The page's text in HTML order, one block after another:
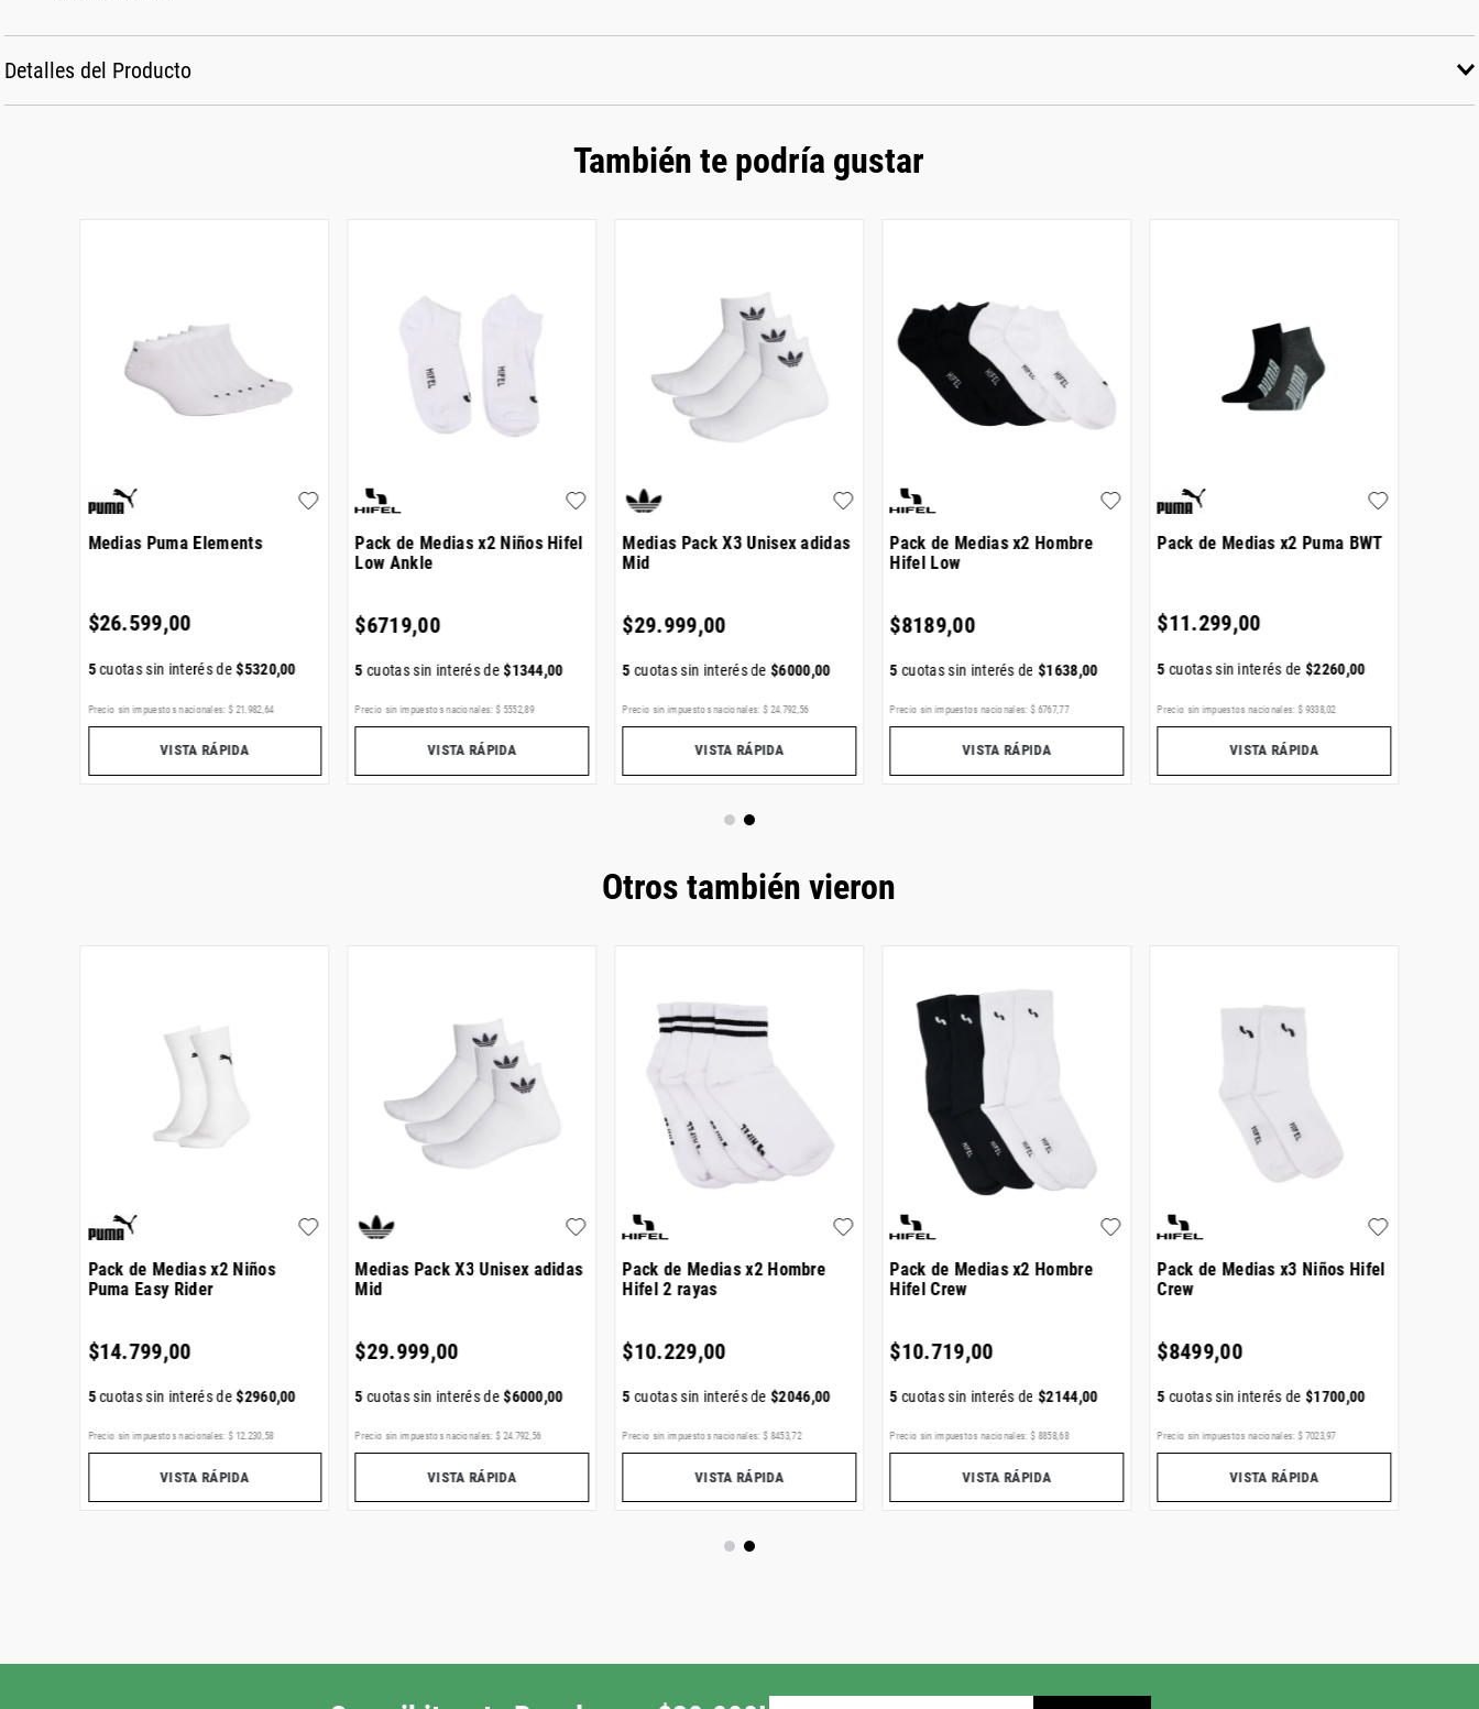
Detalles del Producto
También te podría gustar
Medias Puma Elements
$26.599,00
5cuotas sin interés de$5320,00
Precio sin impuestos nacionales: $ 21 .982 ,64
VISTA RÁPIDA
Pack de Medias x2 Niños Hifel
Low Ankle
$6719,00
5cuotas sin interés de$1344,00
Precio sin impuestos nacionales: $ 5552,89
VISTA RÁPIDA
Medias Pack X3 Unisex adidas
Mid
$29.999,00
5cuotas sin interés de$6000,00
Precio sin impuestos nacionales: $ 24. 792, 56
VISTA RÁPIDA
Pack de Medias x2 Hombre
Hifel Low
$8189,00
5cuotas sin interés de$1638,00
Precio sin impuestos nacionales: $ 6767,77
VISTA RÁPIDA
Pack de Medias x2 Puma BWT
$11.299,00
5cuotas sin interés de$2260,00
Precio sin impuestos nacionales: $ 9338,02
VISTA RÁPIDA
Otros también vieron
Pack de Medias x2 Niños
Puma Easy Rider
$14.799,00
5cuotas sin interés de$2960,00
Precio sin impuestos nacionales: $ 12.230 58
VISTA RÁPIDA
Medias Pack X3 Unisex adidas
Mid
$29.999,00
5cuotas sin interés de$6000,00
Precio sin impuestos nacionales: $ 24.792 56
VISTA RÁPIDA
Pack de Medias x2 Hombre
Hifel 2 rayas
$10.229,00
5cuotas sin interés de$2046,00
Precio sin impuestos nacionales: $ 8453 ,72
VISTA RÁPIDA
Pack de Medias x2 Hombre
Hifel Crew
$10.719,00
5cuotas sin interés de$2144,00
Precio sin impuestos nacionales: $ 8858,68
VISTA RÁPIDA
Pack de Medias x3 Niños Hifel
Crew
$8499,00
5cuotas sin interés de$1700,00
Precio sin impuestos nacionales: $ 7023 ,97
VISTA RÁPIDA